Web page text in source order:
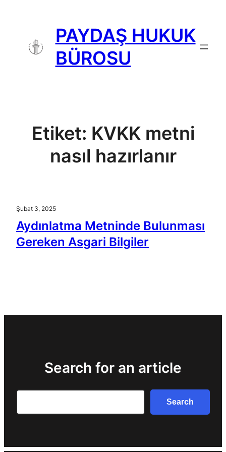
PAYDAŞ HUKUK
BÜROSU
Etiket: KVKK metni
nasıl hazırlanır
Şubat 3, 2025
Aydınlatma Metninde Bulunması
Gereken Asgari Bilgiler
Search for an article
Search